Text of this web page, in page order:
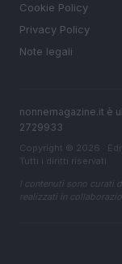
Cookie Policy
Privacy Policy
Note legali
nonnemagazine.it è
2729933
Copyright © 2026 ·
Tutti i diritti riservati
I contenuti sono curati
realizzati in